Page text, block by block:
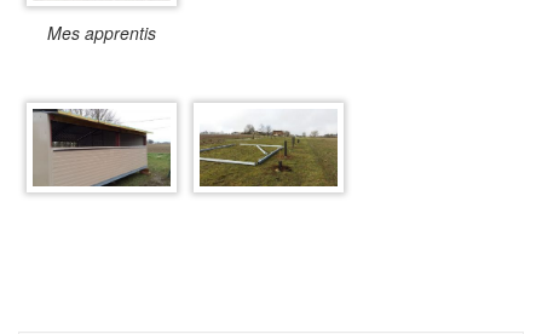
Mes apprentis